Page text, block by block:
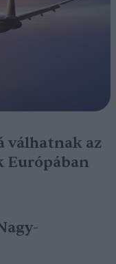
válhatnak az
Európában